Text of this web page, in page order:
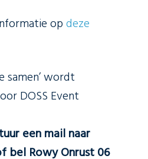
opdeze
samen’ wordt
DOSS Event
een mail naar
bel Rowy Onrust 06